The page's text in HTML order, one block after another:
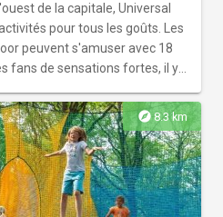
de la capitale, Universal
pour tous les goûts. Les
peuvent s'amuser avec 18
fans de sensations fortes, il y
leur espace avec des
Circuits est le lieu idéal pour
en famille ou entre amis.
explore8.3 km